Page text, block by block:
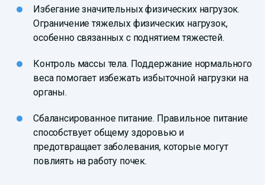
Избегание значительных физических нагрузок.
Ограничение тяжелых физических нагрузок,
особенно связанных с поднятием тяжестей.
Контроль массы тела. Поддержание нормального
веса помогает избежать избыточной нагрузки на
органы.
Сбалансированное питание. Правильное питание
способствует общему здоровью и
предотвращает заболевания, которые могут
повлиять на работу почек.